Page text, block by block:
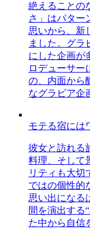
絶えることの
さ」はパター
思いから、新
ました。グラ
にした企画が
ロデューサー
の、内面から
なグラビア企
モテる宿には
彼女と訪れる
料理、そして
リティも大切
ではの個性的
思い出になる
間を演出する
た中から自信